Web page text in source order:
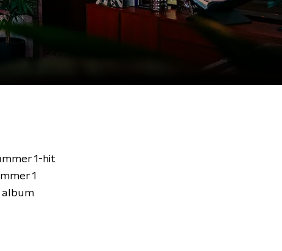
1-hit
1
album